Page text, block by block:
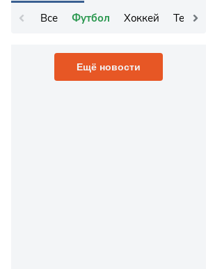
Все Футбол Хоккей Теннис
Ещё новости